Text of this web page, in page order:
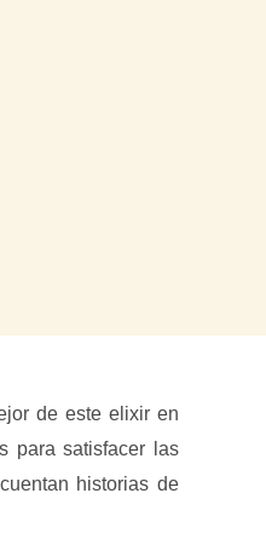
de este elixir en
para satisfacer las
historias de